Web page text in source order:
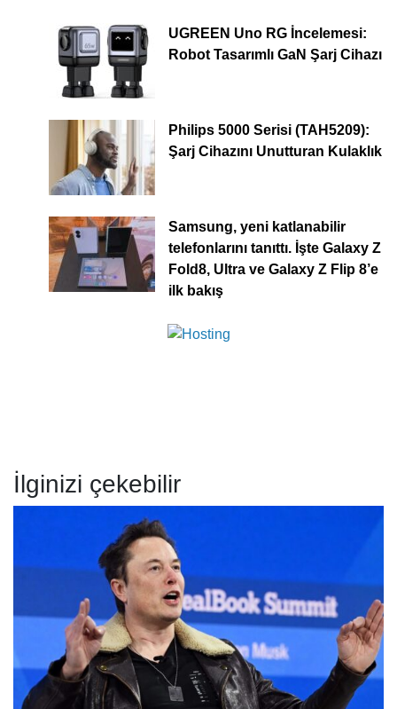
UGREEN Uno RG İncelemesi:
Robot Tasarımlı GaN Şarj Cihazı
Philips 5000 Serisi (TAH5209):
Şarj Cihazını Unutturan Kulaklık
Samsung, yeni katlanabilir
telefonlarını tanıttı. İşte Galaxy Z
Fold8, Ultra ve Galaxy Z Flip 8’e
ilk bakış
İlginizi çekebilir